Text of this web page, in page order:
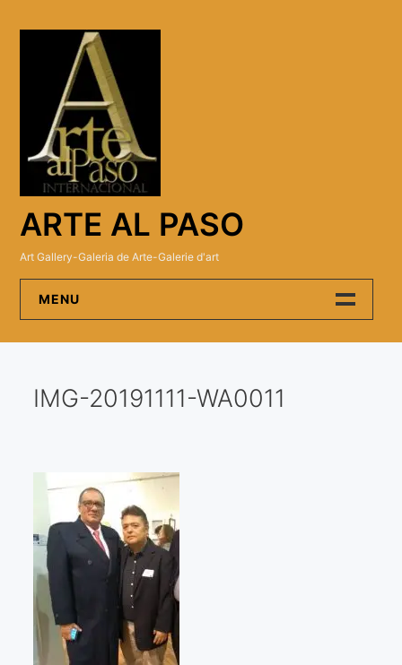
ARTE AL PASO
Art Gallery-Galeria de Arte-Galerie d'art
MENU
Artistas
Visitas a los ateliers o talleres de artistas
Presse
Qué dicen de nosotros?
Política de cookies
IMG-20191111-WA0011